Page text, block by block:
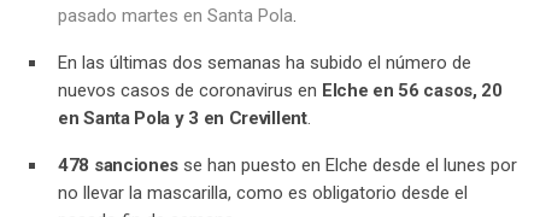
pasado martes en Santa Pola
En las últimas dos semanas ha subido el número de
nuevos casos de coronavirus en Elche en 56 casos, 20
en Santa Pola y 3 en Crevillent.
478 sanciones se han puesto en Elche desde el lunes por
no llevar la mascarilla, como es obligatorio desde el